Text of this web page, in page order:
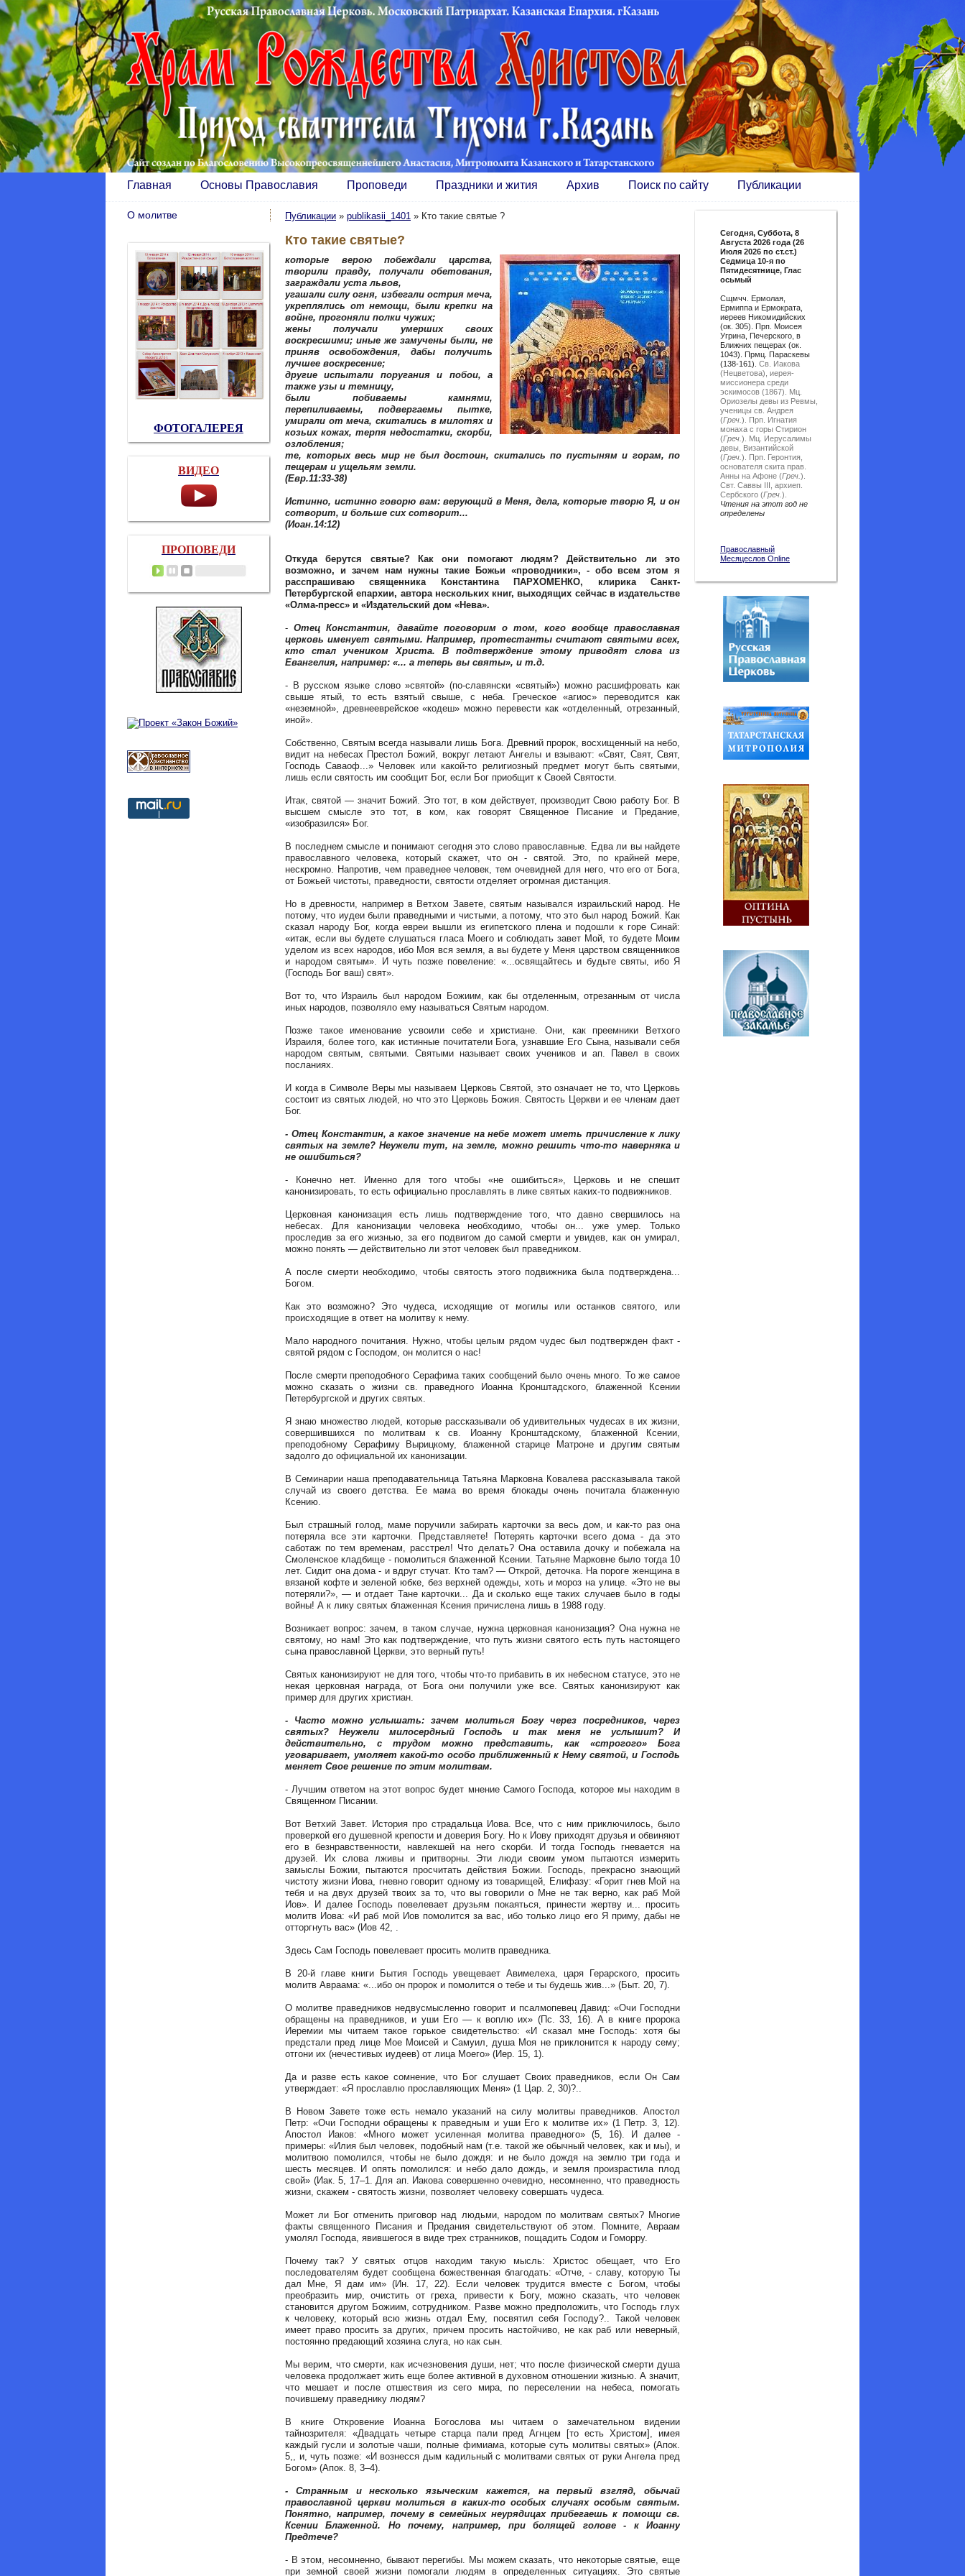
Главная Основы Православия Проповеди Праздники и жития Архив Поиск по сайту Публикации
Публикации » publikasii_1401 » Кто такие святые ?
Кто такие святые?
которые верою побеждали царства,
творили правду, получали обетования,
заграждали уста львов,
угашали силу огня, избегали острия меча,
укреплялись от немощи, были крепки на
войне, прогоняли полки чужих;
жены получали умерших своих
воскресшими; иные же замучены были, не
приняв освобождения, дабы получить
лучшее воскресение;
другие испытали поругания и побои, а
также узы и темницу,
были побиваемы камнями,
перепиливаемы, подвергаемы пытке,
умирали от меча, скитались в милотях и
козьих кожах, терпя недостатки, скорби,
озлобления;
те, которых весь мир не был достоин, скитались по пустыням и горам, по
пещерам и ущельям земли.
(Евр.11:33-38)
Истинно, истинно говорю вам: верующий в Меня, дела, которые творю Я, и он
сотворит, и больше сих сотворит...
(Иоан.14:12)
Откуда берутся святые? Как они помогают людям? Действительно ли это
возможно, и зачем нам нужны такие Божьи «проводники», - обо всем этом я
расспрашиваю священника Константина ПАРХОМЕНКО, клирика Санкт-
Петербургской епархии, автора нескольких книг, выходящих сейчас в издательстве
«Олма-пресс» и «Издательский дом «Нева».
- Отец Константин, давайте поговорим о том, кого вообще православная
церковь именует святыми. Например, протестанты считают святыми всех,
кто стал учеником Христа. В подтверждение этому приводят слова из
Евангелия, например: «... а теперь вы святы», и т.д.
- В русском языке слово »святой» (по-славянски «святый») можно расшифровать как
свыше ятый, то есть взятый свыше, с неба. Греческое «агиос» переводится как
«неземной», древнееврейское «кодеш» можно перевести как «отделенный, отрезанный,
иной».
Собственно, Святым всегда называли лишь Бога. Древний пророк, восхищенный на небо,
видит на небесах Престол Божий, вокруг летают Ангелы и взывают: «Свят, Свят, Свят,
Господь Саваоф...» Человек или какой-то религиозный предмет могут быть святыми,
лишь если святость им сообщит Бог, если Бог приобщит к Своей Святости.
Итак, святой — значит Божий. Это тот, в ком действует, производит Свою работу Бог. В
высшем смысле это тот, в ком, как говорят Священное Писание и Предание,
«изобразился» Бог.
В последнем смысле и понимают сегодня это слово православные. Едва ли вы найдете
православного человека, который скажет, что он - святой. Это, по крайней мере,
нескромно. Напротив, чем праведнее человек, тем очевидней для него, что его от Бога,
от Божьей чистоты, праведности, святости отделяет огромная дистанция.
Но в древности, например в Ветхом Завете, святым назывался израильский народ. Не
потому, что иудеи были праведными и чистыми, а потому, что это был народ Божий. Как
сказал народу Бог, когда евреи вышли из египетского плена и подошли к горе Синай:
«итак, если вы будете слушаться гласа Моего и соблюдать завет Мой, то будете Моим
уделом из всех народов, ибо Моя вся земля, а вы будете у Меня царством священников
и народом святым». И чуть позже повеление: «...освящайтесь и будьте святы, ибо Я
(Господь Бог ваш) свят».
Вот то, что Израиль был народом Божиим, как бы отделенным, отрезанным от числа
иных народов, позволяло ему называться Святым народом.
Позже такое именование усвоили себе и христиане. Они, как преемники Ветхого
Израиля, более того, как истинные почитатели Бога, узнавшие Его Сына, называли себя
народом святым, святыми. Святыми называет своих учеников и ап. Павел в своих
посланиях.
И когда в Символе Веры мы называем Церковь Святой, это означает не то, что Церковь
состоит из святых людей, но что это Церковь Божия. Святость Церкви и ее членам дает
Бог.
- Отец Константин, а какое значение на небе может иметь причисление к лику
святых на земле? Неужели тут, на земле, можно решить что-то наверняка и
не ошибиться?
- Конечно нет. Именно для того чтобы «не ошибиться», Церковь и не спешит
канонизировать, то есть официально прославлять в лике святых каких-то подвижников.
Церковная канонизация есть лишь подтверждение того, что давно свершилось на
небесах. Для канонизации человека необходимо, чтобы он... уже умер. Только
проследив за его жизнью, за его подвигом до самой смерти и увидев, как он умирал,
можно понять — действительно ли этот человек был праведником.
А после смерти необходимо, чтобы святость этого подвижника была подтверждена...
Богом.
Как это возможно? Это чудеса, исходящие от могилы или останков святого, или
происходящие в ответ на молитву к нему.
Мало народного почитания. Нужно, чтобы целым рядом чудес был подтвержден факт -
святой рядом с Господом, он молится о нас!
После смерти преподобного Серафима таких сообщений было очень много. То же самое
можно сказать о жизни св. праведного Иоанна Кронштадского, блаженной Ксении
Петербургской и других святых.
Я знаю множество людей, которые рассказывали об удивительных чудесах в их жизни,
совершившихся по молитвам к св. Иоанну Кронштадскому, блаженной Ксении,
преподобному Серафиму Вырицкому, блаженной старице Матроне и другим святым
задолго до официальной их канонизации.
В Семинарии наша преподавательница Татьяна Марковна Ковалева рассказывала такой
случай из своего детства. Ее мама во время блокады очень почитала блаженную
Ксению.
Был страшный голод, маме поручили забирать карточки за весь дом, и как-то раз она
потеряла все эти карточки. Представляете! Потерять карточки всего дома - да это
саботаж по тем временам, расстрел! Что делать? Она оставила дочку и побежала на
Смоленское кладбище - помолиться блаженной Ксении. Татьяне Марковне было тогда 10
лет. Сидит она дома - и вдруг стучат. Кто там? — Открой, деточка. На пороге женщина в
вязаной кофте и зеленой юбке, без верхней одежды, хоть и мороз на улице. «Это не вы
потеряли?», — и отдает Тане карточки... Да и сколько еще таких случаев было в годы
войны! А к лику святых блаженная Ксения причислена лишь в 1988 году.
Возникает вопрос: зачем, в таком случае, нужна церковная канонизация? Она нужна не
святому, но нам! Это как подтверждение, что путь жизни святого есть путь настоящего
сына православной Церкви, это верный путь!
Святых канонизируют не для того, чтобы что-то прибавить в их небесном статусе, это не
некая церковная награда, от Бога они получили уже все. Святых канонизируют как
пример для других христиан.
- Часто можно услышать: зачем молиться Богу через посредников, через
святых? Неужели милосердный Господь и так меня не услышит? И
действительно, с трудом можно представить, как «строгого» Бога
уговаривает, умоляет какой-то особо приближенный к Нему святой, и Господь
меняет Свое решение по этим молитвам.
- Лучшим ответом на этот вопрос будет мнение Самого Господа, которое мы находим в
Священном Писании.
Вот Ветхий Завет. История про страдальца Иова. Все, что с ним приключилось, было
проверкой его душевной крепости и доверия Богу. Но к Иову приходят друзья и обвиняют
его в безнравственности, навлекшей на него скорби. И тогда Господь гневается на
друзей. Их слова лживы и притворны. Эти люди своим умом пытаются измерить
замыслы Божии, пытаются просчитать действия Божии. Господь, прекрасно знающий
чистоту жизни Иова, гневно говорит одному из товарищей, Елифазу: «Горит гнев Мой на
тебя и на двух друзей твоих за то, что вы говорили о Мне не так верно, как раб Мой
Иов». И далее Господь повелевает друзьям покаяться, принести жертву и... просить
молитв Иова: «И раб мой Иов помолится за вас, ибо только лицо его Я приму, дабы не
отторгнуть вас» (Иов 42, .
Здесь Сам Господь повелевает просить молитв праведника.
В 20-й главе книги Бытия Господь увещевает Авимелеха, царя Герарского, просить
молитв Авраама: «...ибо он пророк и помолится о тебе и ты будешь жив...» (Быт. 20, 7).
О молитве праведников недвусмысленно говорит и псалмопевец Давид: «Очи Господни
обращены на праведников, и уши Его — к воплю их» (Пс. 33, 16). А в книге пророка
Иеремии мы читаем такое горькое свидетельство: «И сказал мне Господь: хотя бы
предстали пред лице Мое Моисей и Самуил, душа Моя не приклонится к народу сему;
отгони их (нечестивых иудеев) от лица Моего» (Иер. 15, 1).
Да и разве есть какое сомнение, что Бог слушает Своих праведников, если Он Сам
утверждает: «Я прославлю прославляющих Меня» (1 Цар. 2, 30)?..
В Новом Завете тоже есть немало указаний на силу молитвы праведников. Апостол
Петр: «Очи Господни обращены к праведным и уши Его к молитве их» (1 Петр. 3, 12).
Апостол Иаков: «Много может усиленная молитва праведного» (5, 16). И далее -
примеры: «Илия был человек, подобный нам (т.е. такой же обычный человек, как и мы), и
молитвою помолился, чтобы не было дождя: и не было дождя на землю три года и
шесть месяцев. И опять помолился: и небо дало дождь, и земля произрастила плод
свой» (Иак. 5, 17–1. Для ап. Иакова совершенно очевидно, несомненно, что праведность
жизни, скажем - святость жизни, позволяет человеку совершать чудеса.
Может ли Бог отменить приговор над людьми, народом по молитвам святых? Многие
факты священного Писания и Предания свидетельствуют об этом. Помните, Авраам
умолял Господа, явившегося в виде трех странников, пощадить Содом и Гоморру.
Почему так? У святых отцов находим такую мысль: Христос обещает, что Его
последователям будет сообщена божественная благодать: «Отче, - славу, которую Ты
дал Мне, Я дам им» (Ин. 17, 22). Если человек трудится вместе с Богом, чтобы
преобразить мир, очистить от греха, привести к Богу, можно сказать, что человек
становится другом Божиим, сотрудником. Разве можно предположить, что Господь глух
к человеку, который всю жизнь отдал Ему, посвятил себя Господу?.. Такой человек
имеет право просить за других, причем просить настойчиво, не как раб или неверный,
постоянно предающий хозяина слуга, но как сын.
Мы верим, что смерти, как исчезновения души, нет; что после физической смерти душа
человека продолжает жить еще более активной в духовном отношении жизнью. А значит,
что мешает и после отшествия из сего мира, по переселении на небеса, помогать
почившему праведнику людям?
В книге Откровение Иоанна Богослова мы читаем о замечательном видении
тайнозрителя: «Двадцать четыре старца пали пред Агнцем [то есть Христом], имея
каждый гусли и золотые чаши, полные фимиама, которые суть молитвы святых» (Апок.
5,, и, чуть позже: «И вознесся дым кадильный с молитвами святых от руки Ангела пред
Богом» (Апок. 8, 3–4).
- Странным и несколько языческим кажется, на первый взгляд, обычай
православной церкви молиться в каких-то особых случаях особым святым.
Понятно, например, почему в семейных неурядицах прибегаешь к помощи св.
Ксении Блаженной. Но почему, например, при болящей голове - к Иоанну
Предтече?
- В этом, несомненно, бывают перегибы. Мы можем сказать, что некоторые святые, еще
при земной своей жизни помогали людям в определенных ситуациях. Это святые
О молитве
ФОТОГАЛЕРЕЯ
ВИДЕО
ПРОПОВЕДИ
Сегодня, Суббота, 8
Августа 2026 года (26
Июля 2026 по ст.ст.)
Седмица 10-я по
Пятидесятнице, Глас
осьмый
Сщмчч. Ермолая,
Ермиппа и Ермократа,
иереев Никомидийских
(ок. 305). Прп. Моисея
Угрина, Печерского, в
Ближних пещерах (ок.
1043). Прмц. Параскевы
(138-161). Св. Иакова
(Нецветова), иерея-
миссионера среди
эскимосов (1867).
Мц.
Ориозелы девы из Ревмы,
ученицы св. Андрея
(Греч. ).
Прп. Игнатия
монаха с горы Стирион
(Греч. ).
Мц. Иерусалимы
девы, Византийской
(Греч. ).
Прп. Геронтия,
основателя скита прав.
Анны на Афоне (Греч. ).
Свт. Саввы III, архиеп.
Сербского (Греч. ).
Чтения на этот год не
определены
Православный
Месяцеслов Online